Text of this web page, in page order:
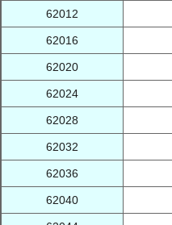
62012
62016
62020
62024
62028
62032
62036
62040